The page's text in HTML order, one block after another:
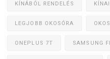
KÍNÁBÓL RENDELÉS
LEGJOBB OKOSÓRA
ONEPLUS 7T SAMSUNG